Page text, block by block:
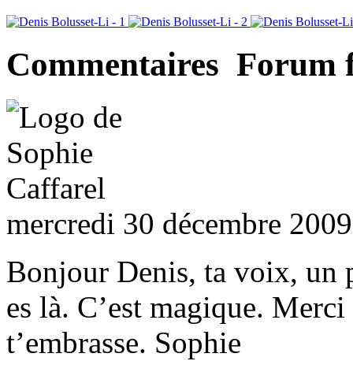
Commentaires Forum
mercredi 30 décembre
Bonjour Denis, ta voix, un
es là. C’est magique.
t’embrasse. Sophie